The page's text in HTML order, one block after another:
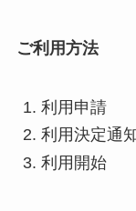
ご利用方法
利用申請
利用決定通
利用開始